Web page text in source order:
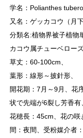
学名：Polianthes
又名：ゲッカコウ（月
分類名:植物界被子植物
カコウ属チューベローズ
草丈：60-100cm、
葉形：線形～披針形、
開花期：7月～9月、花
状で先端が6裂し芳香有
花穂長：45cm、花の
間：夜間、受粉媒介者